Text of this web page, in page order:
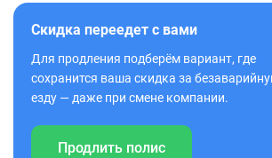
Скидка переедет с вами
Для продления подберём вариант, где
сохранится ваша скидка за
езду — даже при смене компании.
Продлить полис